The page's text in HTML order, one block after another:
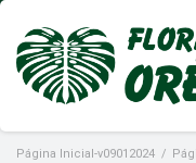
Página Inicial-v09012024 /